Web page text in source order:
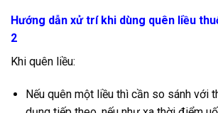
Hướng dẫn xử trí khi dùng quên liều
2
Khi quên liều:
Nếu quên một liều thì cần so sánh với